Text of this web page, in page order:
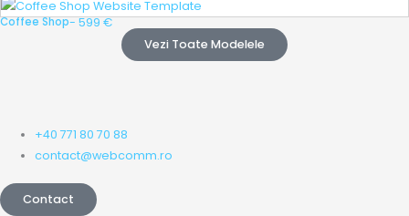
Coffee Shop- 599 €
Vezi Toate Modelele
+40 771 80 70 88
contact@webcomm.ro
Contact